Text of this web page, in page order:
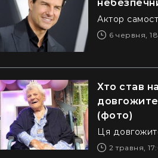
Актор
6 червня,
Хто став
(фото)
Ця
2 травня,